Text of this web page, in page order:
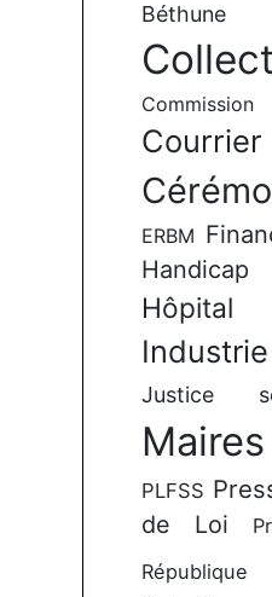
Béthune
Commission
Courrier
ERBM
Handicap
Hôpital
Industrie
Justice
Maires
PLFSS
de Loi
République